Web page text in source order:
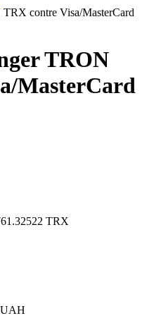
contre Visa/MasterCard
TRON
MasterCard
TRX
UAH